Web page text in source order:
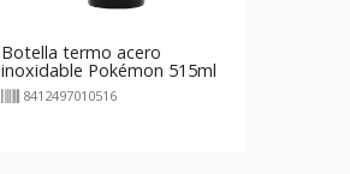
Botella termo acero
inoxidable Pokémon 515ml
8412497010516